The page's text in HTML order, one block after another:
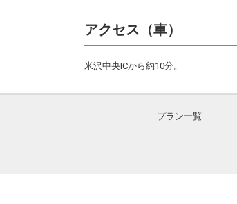
アクセス（車）
米沢中央ICから約10分。
プラン一覧